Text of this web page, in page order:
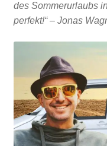
des Sommerurlaubs
perfekt!“ – Jonas